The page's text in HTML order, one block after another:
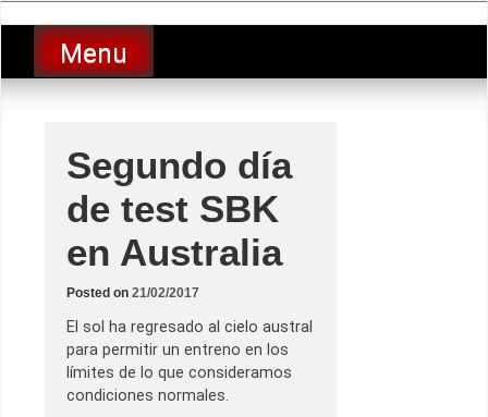
to
contentLucio Lopez GP
luciolopezgp
Menu
Segundo día
de test SBK
en Australia
Posted on 21/02/2017
El sol ha regresado al cielo austral
para permitir un entreno en los
límites de lo que consideramos
condiciones normales.